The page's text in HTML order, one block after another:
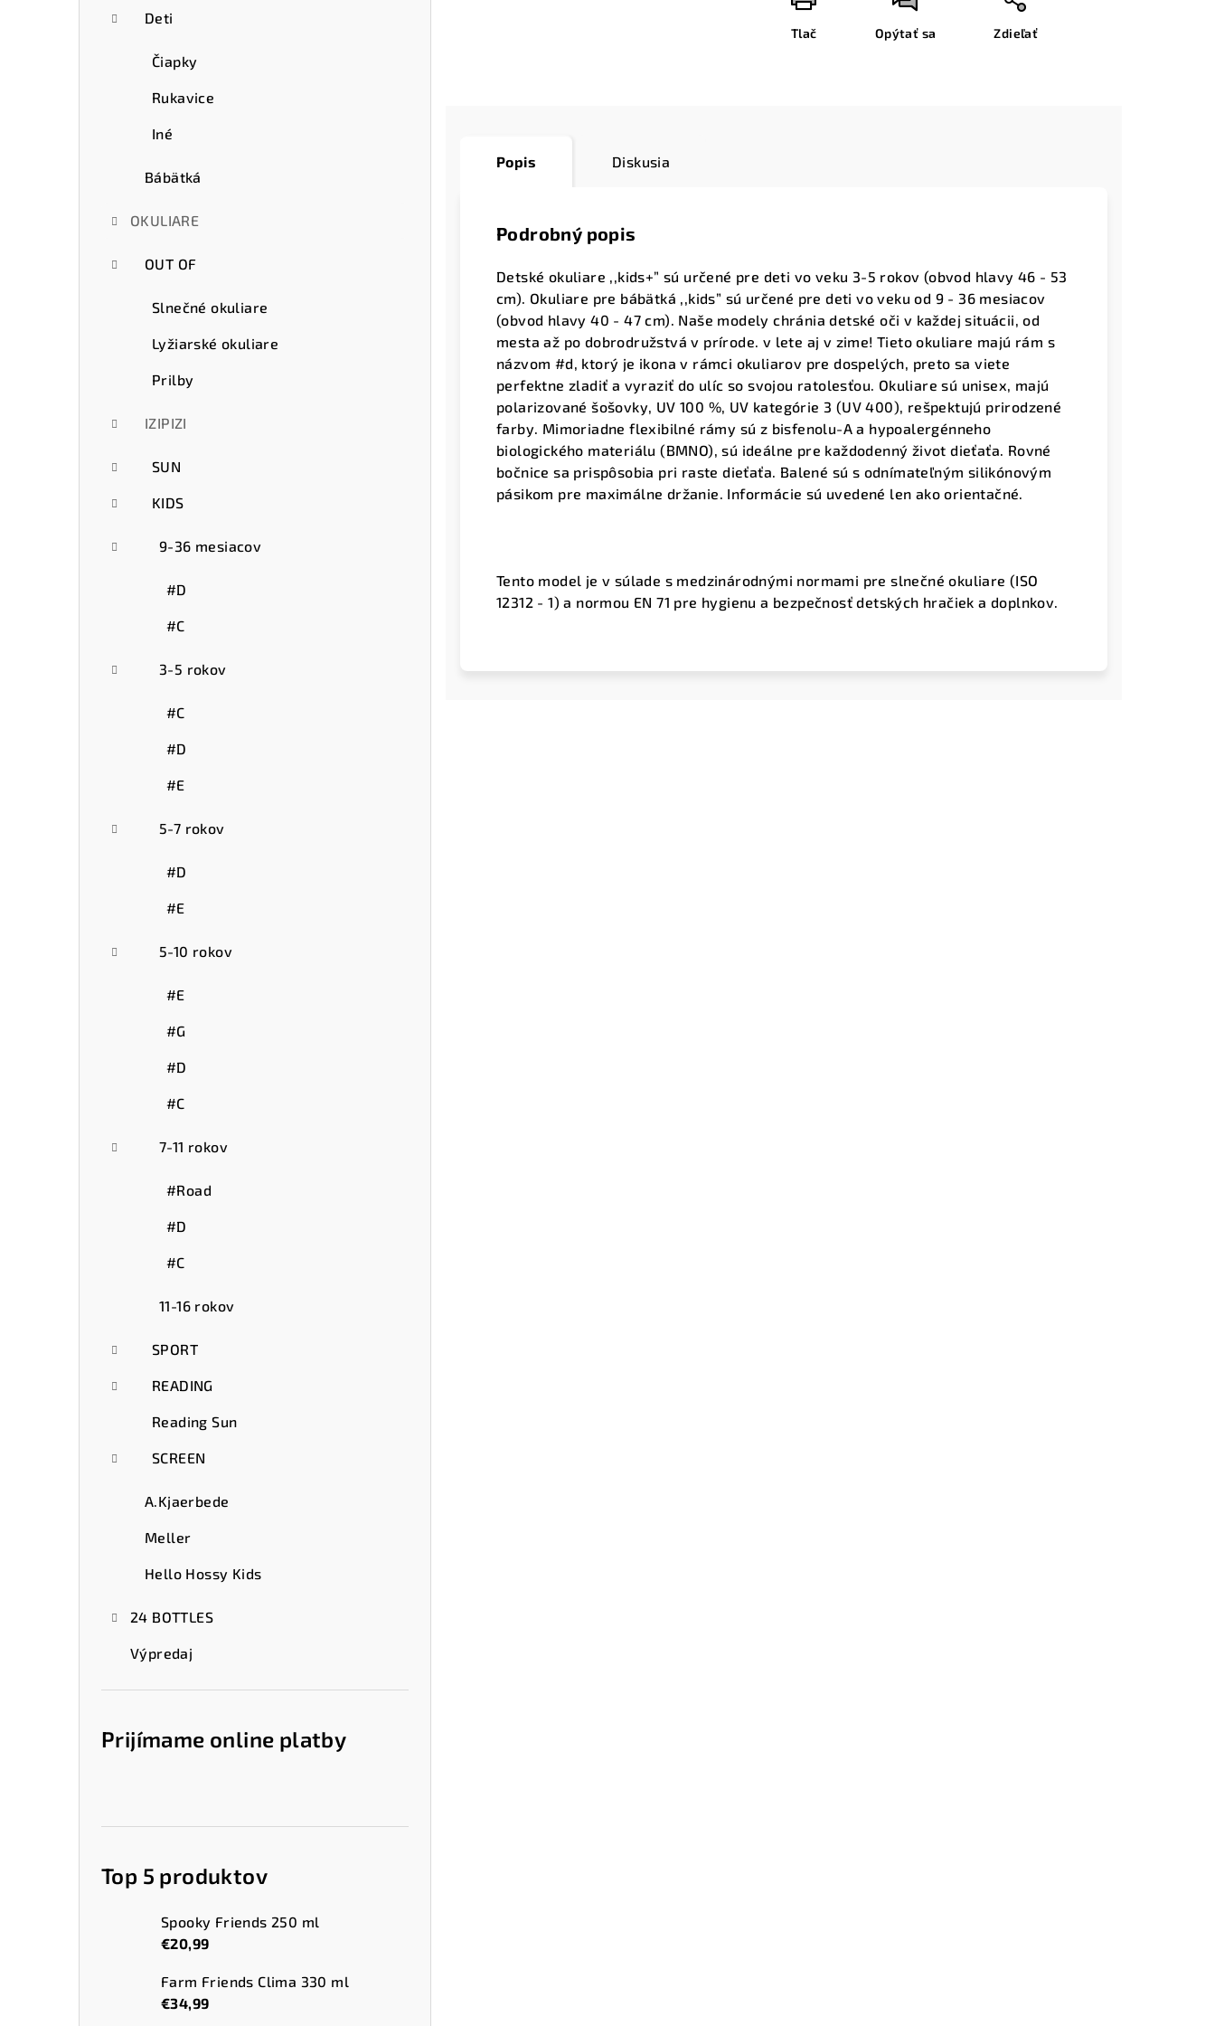
Deti
Čiapky
Rukavice
Iné
Bábätká
OKULIARE
OUT OF
Slnečné okuliare
Lyžiarské okuliare
Prilby
IZIPIZI
SUN
KIDS
9-36 mesiacov
#D
#C
3-5 rokov
#C
#D
#E
5-7 rokov
#D
#E
5-10 rokov
#E
#G
#D
#C
7-11 rokov
#Road
#D
#C
11-16 rokov
SPORT
READING
Reading Sun
SCREEN
A.Kjaerbede
Meller
Hello Hossy Kids
24 BOTTLES
Výpredaj
Prijímame online platby
Top 5 produktov
Spooky Friends 250 ml
€20,99
Farm Friends Clima 330 ml
€34,99
Tlač Opýtať sa Zdieľať
Popis Diskusia
Podrobný popis
Detské okuliare ,,kids+” sú určené pre deti vo veku 3-5 rokov (obvod hlavy 46 - 53
cm). Okuliare pre bábätká ,,kids” sú určené pre deti vo veku od 9 - 36 mesiacov
(obvod hlavy 40 - 47 cm). Naše modely chránia detské oči v každej situácii, od
mesta až po dobrodružstvá v prírode. v lete aj v zime! Tieto okuliare majú rám s
názvom #d, ktorý je ikona v rámci okuliarov pre dospelých, preto sa viete
perfektne zladiť a vyraziť do ulíc so svojou ratolesťou. Okuliare sú unisex, majú
polarizované šošovky, UV 100 %, UV kategórie 3 (UV 400), rešpektujú prirodzené
farby. Mimoriadne flexibilné rámy sú z bisfenolu-A a hypoalergénneho
biologického materiálu (BMNO), sú ideálne pre každodenný život dieťaťa. Rovné
bočnice sa prispôsobia pri raste dieťaťa. Balené sú s odnímateľným silikónovým
pásikom pre maximálne držanie. Informácie sú uvedené len ako orientačné.
Tento model je v súlade s medzinárodnými normami pre slnečné okuliare (ISO
12312 - 1) a normou EN 71 pre hygienu a bezpečnosť detských hračiek a doplnkov.